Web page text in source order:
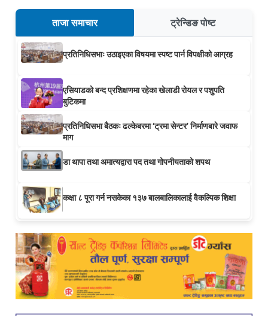
ताजा समाचार ट्रेन्डिङ पोष्ट
प्रतिनिधिसभाः उठाइएका विषयमा स्पष्ट पार्न विपक्षीको आग्रह
एसियाडको बन्द प्रशिक्षणमा रहेका खेलाडी रोयल र पशुपति
बुटिकमा
प्रतिनिधिसभा बैठकः ढल्केबरमा ‘ट्रमा सेन्टर’ निर्माणबारे जवाफ
माग
डा थापा तथा अमात्यद्वारा पद तथा गोपनीयताको शपथ
कक्षा ८ पूरा गर्न नसकेका १३७ बालबालिकालाई वैकल्पिक शिक्षा